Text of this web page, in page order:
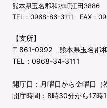
熊本県玉名郡和水町江田3886
TEL：0968-86-3111 FAX：
【支所】
〒861-0992 熊本県玉名郡
TEL：0968-34-3111
開庁日：月曜日から金曜日（
開庁時間：8時30分から17時